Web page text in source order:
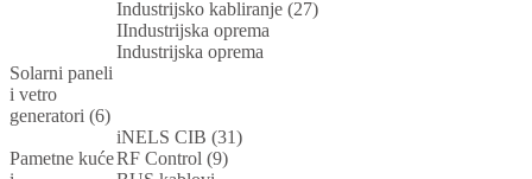
Industrijsko kabliranje (27)
IIndustrijska oprema
Industrijska oprema
Solarni paneli
i vetro
generatori (6)
Pametne kuće
iNELS CIB (31)
RF Control (9)